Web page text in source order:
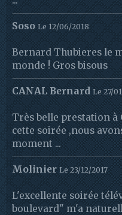
Soso Le 12/06/2018
Bernard Thubieres le
monde ! Gros bisous
CANAL Bernard Le 27/
Très belle prestation à
cette soirée ,nous
moment ...
Molinier Le 23/12/2017
L'excellente soirée
boulevard" m'a